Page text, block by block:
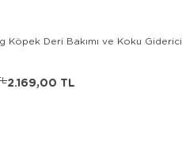
Köpek Deri Bakımı ve Koku Giderici
2.169,00 TL